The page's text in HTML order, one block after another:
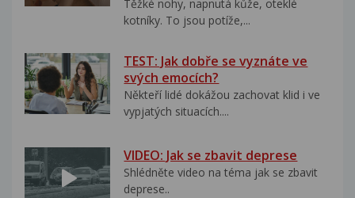
Těžké nohy, napnutá kůže, oteklé
kotníky. To jsou potíže,...
TEST: Jak dobře se vyznáte ve
svých emocích?
Někteří lidé dokážou zachovat klid i ve
vypjatých situacích....
VIDEO: Jak se zbavit deprese
Shlédněte video na téma jak se zbavit
deprese..